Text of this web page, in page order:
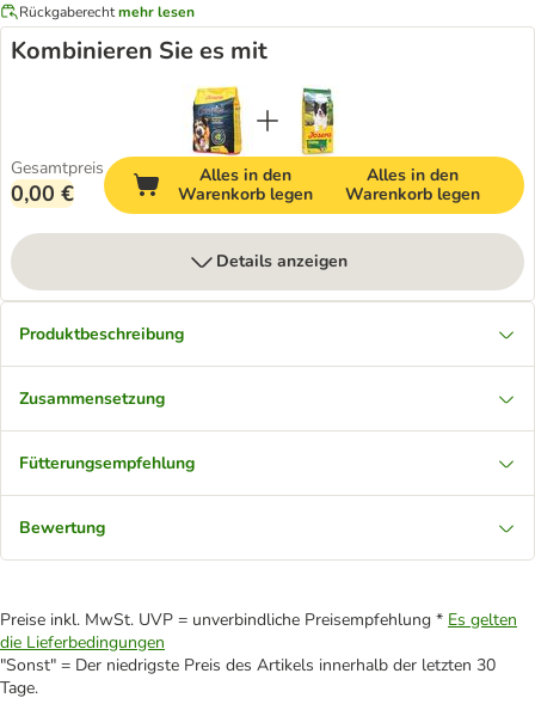
Rückgaberechtmehr lesen
Kombinieren Sie es mit
Gesamtpreis
0,00 €
Alles in den
Warenkorb legen
Alles in den
Warenkorb legen
Details anzeigen
Produktbeschreibung
Zusammensetzung
Fütterungsempfehlung
Bewertung
Preise inkl. MwSt. UVP = unverbindliche Preisempfehlung * Es gelten
die Lieferbedingungen
"Sonst" = Der niedrigste Preis des Artikels innerhalb der letzten 30
Tage.